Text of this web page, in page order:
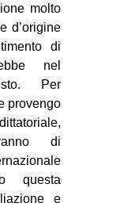
molto
d’origine
di
nel
Per
provengo
di
questa
e